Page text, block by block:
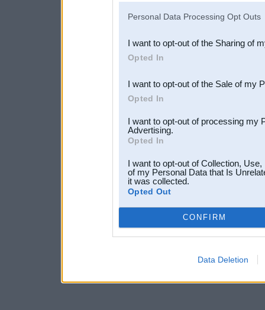
Downstream Participants
third parties.
Personal Data Processing Opt Outs
I want to opt-out of the Sharing of
Opted In
I want to opt-out of the Sale of my
Opted In
I want to opt-out of processing my
Advertising.
Opted In
I want to opt-out of Collection,
of my Personal Data that Is
it was collected.
Opted Out
CONFIRM
Data Deletion